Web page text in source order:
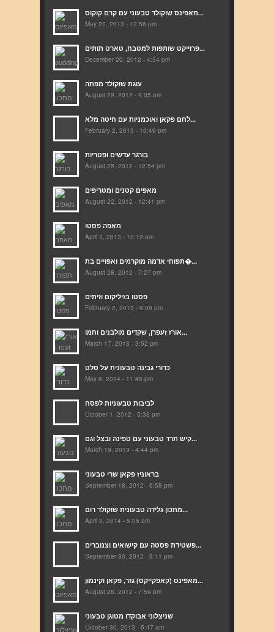
מאפינס שוקולד טבעוני עם קרם קוקוס...
May 22, 2013 - 12:56 pm
פרוייקט שותפות למטבח, טארט תותים...
December 20, 2012 - 4:54 pm
עוגת שוקולד מפתה
August 29, 2012 - 9:05 am
לחם פקאן ואוכמניות עם חיטה מלא...
February 2, 2013 - 10:49 pm
בורגר עדשים ופטריות
August 25, 2012 - 12:54 pm
מאפים קטנים ומטריפים
August 22, 2012 - 12:41 pm
מאפה פסטו
April 3, 2013 - 10:12 am
תפוחי אדמה מוקרמים ואפויים בת�...
August 28, 2012 - 7:27 pm
פסטו בזיליקום וזיתים
February 2, 2013 - 9:09 pm
אורז זעפרן, שקדים מולבנים וחמו...
March 17, 2013 - 3:52 pm
כדורי גבינה טבעונית על סלט
May 8, 2014 - 11:45 pm
לביבות טבעוניות לפסח
October 1, 2012 - 5:33 pm
קיש תרד טבעוני עם טפינה ובצל וגם...
March 19, 2013 - 4:44 pm
בראוניז פקאן שרי טבעוני
September 18, 2012 - 6:58 pm
מתכון גלידה טבעונית שוקולד רום...
April 8, 2014 - 5:05 am
פשטידת פסטה עם קישואים וצנוברים...
September 30, 2012 - 9:11 pm
מאפינס (קאפקייקס) גזר, פקאן וקינמון...
August 28, 2012 - 7:59 pm
שניצלוני אבוקדו מטוגן טבעוני
October 30, 2013 - 5:47 am